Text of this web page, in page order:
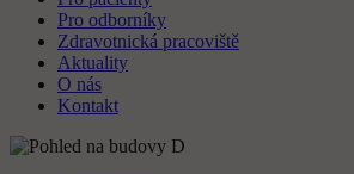
Pro odborníky
Zdravotnická pracoviště
Aktuality
O nás
Kontakt